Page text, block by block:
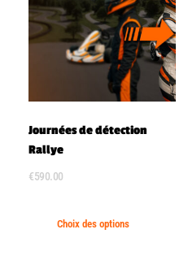
Journées de détection
Rallye
€590.00
Choix des options